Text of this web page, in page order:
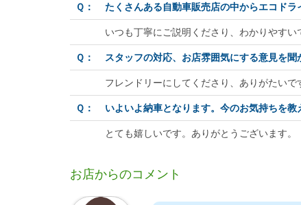
Ｑ： たくさんある自動車販売店の中からエコド
いつも丁寧にご説明くださり、わかりやすい
Ｑ： スタッフの対応、お店雰囲気にする意見を聞
フレンドリーにしてくださり、ありがたいで
Ｑ： いよいよ納車となります。今のお気持ちを教
とても嬉しいです。ありがとうございます。
お店からのコメント